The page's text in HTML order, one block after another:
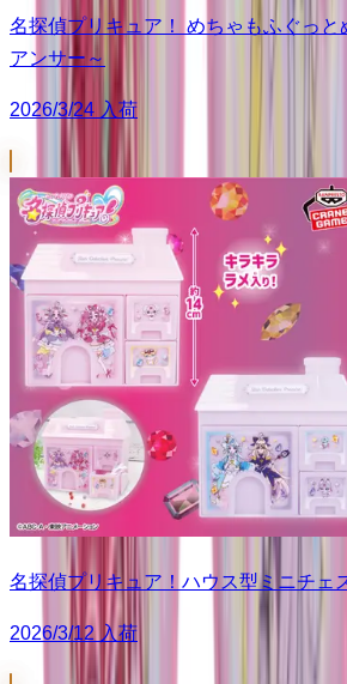
名探偵プリキュア！ めちゃもふぐっと
アンサー～
2026/3/24 入荷
名探偵プリキュア！ハウス型ミニチェ
2026/3/12 入荷